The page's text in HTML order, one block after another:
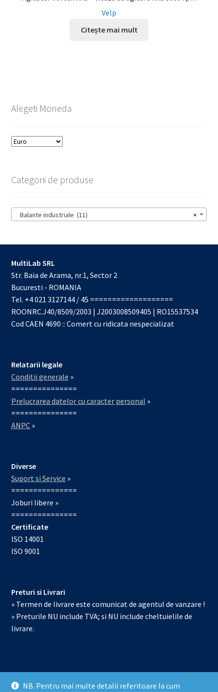
NB. Pentru mai multe detalii referitoare la cum
Velp
Citește mai mult
Alegeti Moneda
Categorii de produse
×
Balante industriale (11)
MultiLab SRL
Str. Baia de Arama, nr.1, Sector 2
Bucuresti - ROMANIA
Tel. +4 021 3127144 / 45 ===================
ROONRC.J40/8509/2003 | J2003008509405 | RO15537534
Cod CAEN 4690 :: Comert cu ridicata nespecializat
Relatarii legale
Conditii generale »
===============
Prelucrarea datelor cu caracter personal »
===============
ANPC»
Diverse
Suport si Service »
===============
Joburi libere »
===============
Certificate
ISO 14001
ISO 9001
Preturi si Livrari
» Termen de livrare este comunicat de agentul de vanzare !
» Preturile NU include TVA; si NU include cheltuielile de
livrare.
© Echipamente de laborator 2026